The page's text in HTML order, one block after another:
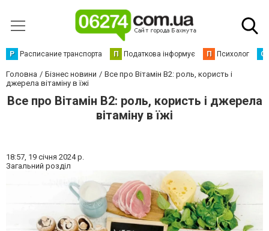
Р Расписание транспорта П Податкова інформує П Психолог С
Головна Бізнес новини
Все про Вітамін В2: роль, користь і
джерела вітаміну в їжі
Все про Вітамін В2: роль, користь і джерела
вітаміну в їжі
18:57, 19 січня 2024 р.
Загальний розділ